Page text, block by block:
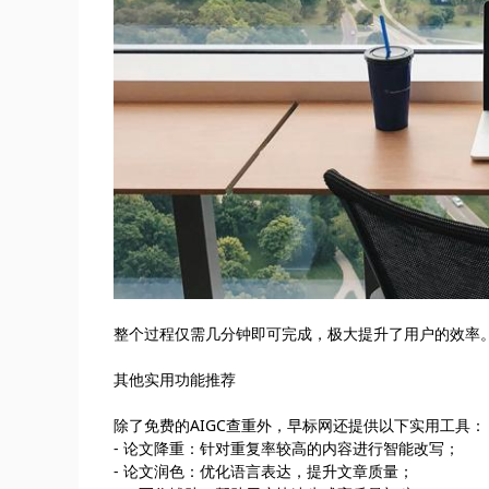
整个过程仅需几分钟即可完成，极大提升了用户的效率
其他实用功能推荐
除了免费的AIGC查重外，早标网还提供以下实用工具：
- 论文降重：针对重复率较高的内容进行智能改写；
- 论文润色：优化语言表达，提升文章质量；